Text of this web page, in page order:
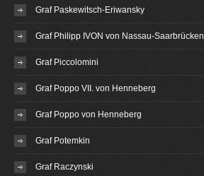
Graf Paskewitsch-Eriwansky
Graf Philipp IVON von Nassau-Saarbrücken
Graf Piccolomini
Graf Poppo VII. von Henneberg
Graf Poppo von Henneberg
Graf Potemkin
Graf Raczynski